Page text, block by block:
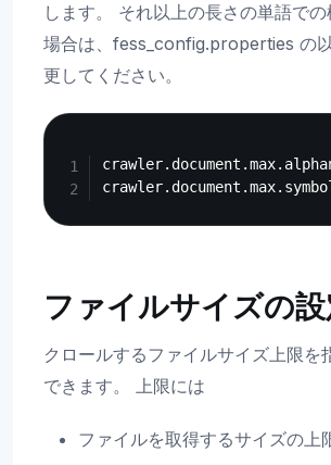
します。 それ以上の長さの単語で
場合は、fess_config.properties の
更してください。
ファイルサイズの設
クロールするファイルサイズ上限を
できます。 上限には
ファイルを取得するサイズの上